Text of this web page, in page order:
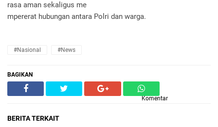
rasa aman sekaligus me
mpererat hubungan antara Polri dan warga.
#Nasional #News
BAGIKAN
Komentar
BERITA TERKAIT